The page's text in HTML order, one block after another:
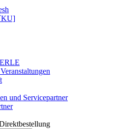
und Servicepartner